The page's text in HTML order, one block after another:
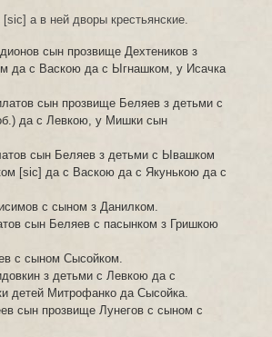
а в ней дворы крестьянские.
сын прозвище Дехтеников з
да с Васкою да с Ыгнашком, у Исачка
сын прозвище Беляев з детьми с
да с Левкою, у Мишки сын
сын Беляев з детьми с Ывашком
[sic] да с Васкою да с Якунькою да с
с сыном з Данилком.
сын Беляев с пасынком з Гришкою
с сыном Сысойком.
з детьми с Левкою да с
детей Митрофанко да Сысойка.
сын прозвище Лунегов с сыном с